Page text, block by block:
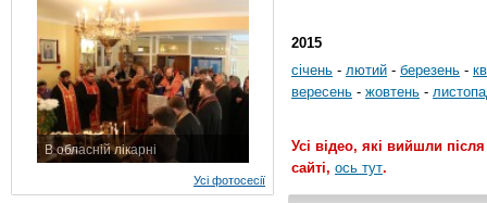
В обласній лікарні
Усі фотосесії
2015
січень - лютий - березень -
вересень - жовтень -
Усі відео, які вийшли
сайті, ось тут.